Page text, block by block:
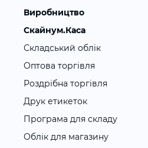
Виробництво
Скайнум.Каса
Складський облік
Оптова торгівля
Роздрібна торгівля
Друк етикеток
Програма для складу
Облік для магазину